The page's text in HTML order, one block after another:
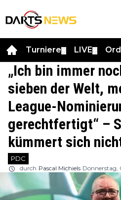
Turniere LIVE
„Ich bin immer
sieben der Welt,
League-
gerechtfertigt“ –
kümmert sich
PDC
durch Pascal Michiels Donnerstag,